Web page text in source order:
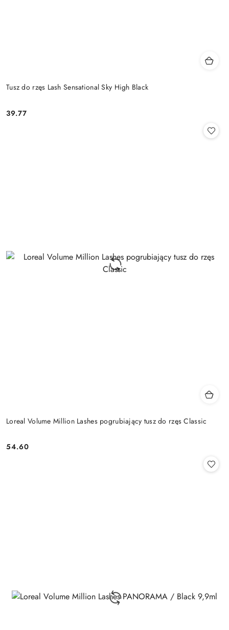
Tusz do rzęs Lash Sensational Sky High Black
Cena:
39.77
Loreal Volume Million Lashes pogrubiający tusz do rzęs Classic
Cena:
54.60